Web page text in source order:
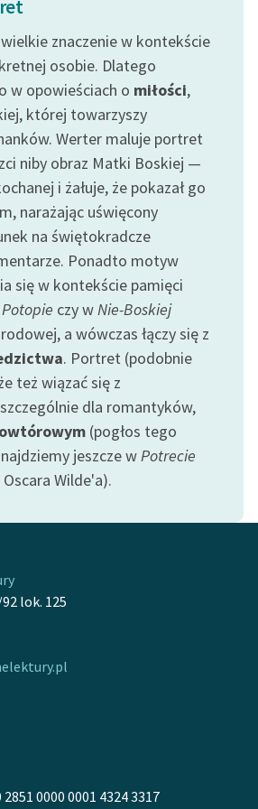
znaczenie w kontekście
osobie. Dlatego
w opowieściach o miłości,
której towarzyszy
Werter maluje portret
niby obraz Matki Boskiej —
i żałuje, że pokazał go
narażając uświęcony
na świętokradcze
Ponadto motyw
się w kontekście pamięci
Potopie czy wNie-Boskiej
a wówczas łączy się z
. Portret (podobnie
też wiązać się z
dla romantyków,
(pogłos tego
jeszcze wPotrecie
Oscara Wilde'a).
lok. 125
0000 0001 4324 3317